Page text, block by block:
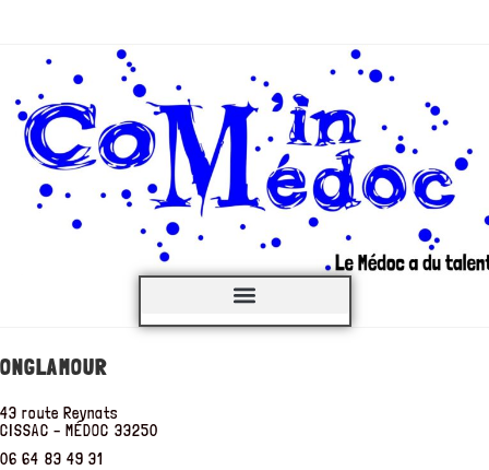
ONGLAMOUR
43 route Reynats
CISSAC – MÉDOC 33250
06 64 83 49 31